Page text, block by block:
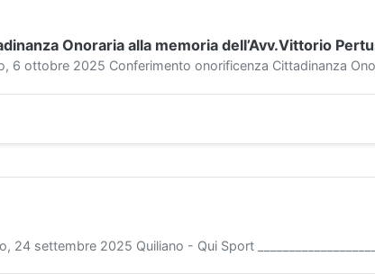
Onoraria alla memoria dell’Avv.Vittorio
6 ottobre 2025 Conferimento onorificenza Cittadinanza
24 settembre 2025 Quiliano - Qui Sport